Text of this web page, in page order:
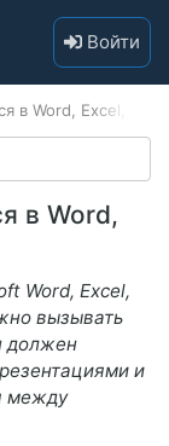
Войти
в Word, Excel,
в Word,
Word, Excel,
вызывать
должен
и
между